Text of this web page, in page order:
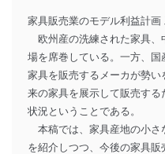
家具販売業のモデル利益計画
欧州産の洗練された家具、
場を席巻している。一方、
家具を販売するメーカが勢
来の家具を展示して販売す
状況ということである。
本稿では、家具産地の小さ
を紹介しつつ、今後の家具販